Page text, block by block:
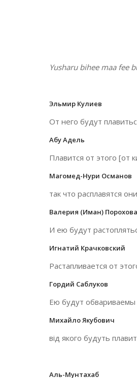
Yusharu bihee maa fee
Эльмир Кулиев
От него будут
Абу Адель
Плавится от этого [от
Магомед-Нури Османов
так что расплавятся
Валерия (Иман) Порохова
И ею будут
Игнатий Крачковский
Растапливается от
Гордий Саблуков
Ею будут обвариваемы
Михайло Якубович
від якого будуть
Аль-Мунтахаб